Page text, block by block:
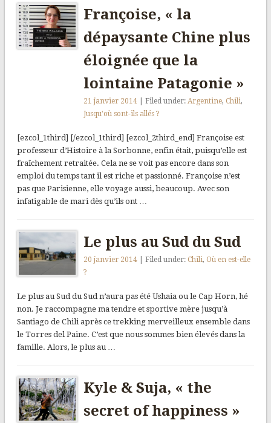
Françoise, « la
dépaysante Chine plus
éloignée que la
lointaine Patagonie »
21 janvier 2014 | Filed under:Argentine, Chili,
Jusqu'où sont-ils allés ?
[ezcol_1third] [/ezcol_1third] [ezcol_2third_end] Françoise est
professeur d’Histoire à la Sorbonne, enfin était, puisqu’elle est
fraîchement retraitée. Cela ne se voit pas encore dans son
emploi du temps tant il est riche et passionné. Françoise n’est
pas que Parisienne, elle voyage aussi, beaucoup. Avec son
infatigable de mari dès qu’ils ont …
Le plus au Sud du Sud
20 janvier 2014 | Filed under: Chili, Où en est-elle
?
Le plus au Sud du Sud n’aura pas été Ushaia ou le Cap Horn, hé
non. Je raccompagne ma tendre et sportive mère jusqu’à
Santiago de Chili après ce trekking merveilleux ensemble dans
le Torres del Paine. C’est que nous sommes bien élevés dans la
famille. Alors, le plus au …
Kyle & Suja, « the
secret of happiness »